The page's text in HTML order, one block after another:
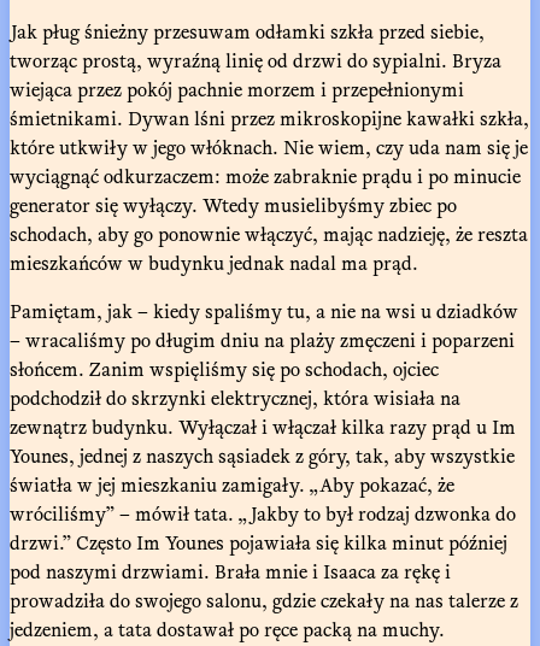
Jak pług śnieżny przesuwam odłamki szkła przed siebie,
tworząc prostą, wyraźną linię od drzwi do sypialni. Bryza
wiejąca przez pokój pachnie morzem i przepełnionymi
śmietnikami. Dywan lśni przez mikroskopijne kawałki szkła,
które utkwiły w jego włóknach. Nie wiem, czy uda nam się je
wyciągnąć odkurzaczem: może zabraknie prądu i po minucie
generator się wyłączy. Wtedy musielibyśmy zbiec po
schodach, aby go ponownie włączyć, mając nadzieję, że reszta
mieszkańców w budynku jednak nadal ma prąd.
Pamiętam, jak – kiedy spaliśmy tu, a nie na wsi u dziadków
– wracaliśmy po długim dniu na plaży zmęczeni i poparzeni
słońcem. Zanim wspięliśmy się po schodach, ojciec
podchodził do skrzynki elektrycznej, która wisiała na
zewnątrz budynku. Wyłączał i włączał kilka razy prąd u Im
Younes, jednej z naszych sąsiadek z góry, tak, aby wszystkie
światła w jej mieszkaniu zamigały. „Aby pokazać, że
wróciliśmy” – mówił tata. „Jakby to był rodzaj dzwonka do
drzwi.” Często Im Younes pojawiała się kilka minut później
pod naszymi drzwiami. Brała mnie i Isaaca za rękę i
prowadziła do swojego salonu, gdzie czekały na nas talerze z
jedzeniem, a tata dostawał po ręce packą na muchy.